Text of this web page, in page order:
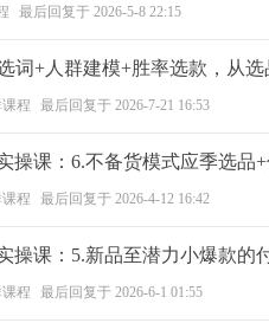
最后回复于 2026-5-8 22:15
词+人群建模+胜率选款，从
程 最后回复于 2026-7-21 16:53
操课：6.不备货模式应季选品
程 最后回复于 2026-4-12 16:42
操课：5.新品至潜力小爆款的
程 最后回复于 2026-6-1 01:55